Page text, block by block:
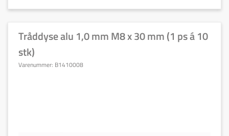
Tråddyse alu 1,0 mm M8 x 30 mm (1 ps á 10
stk)
Varenummer: B1410008